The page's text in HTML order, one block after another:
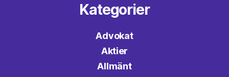
Kategorier
Advokat
Aktier
Allmänt